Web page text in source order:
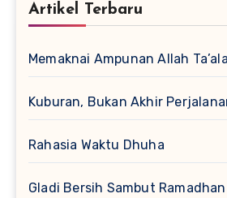
Artikel Terbaru
Memaknai Ampunan Allah Ta’ala
Kuburan, Bukan Akhir
Rahasia Waktu Dhuha
Gladi Bersih Sambut Ramadhan